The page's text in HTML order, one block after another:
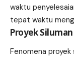
waktu
tepat waktu
Proyek
Fenomena